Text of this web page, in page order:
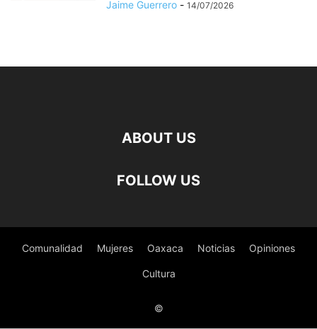
Jaime Guerrero - 14/07/2026
ABOUT US
FOLLOW US
Comunalidad Mujeres Oaxaca Noticias Opiniones
Cultura
©